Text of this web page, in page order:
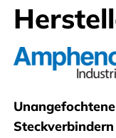
Amphenol